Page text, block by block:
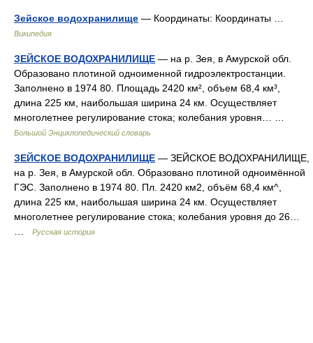
Зейское водохранилище — Координаты: Координаты …
Википедия
ЗЕЙСКОЕ ВОДОХРАНИЛИЩЕ — на р. Зея, в Амурской обл.
Образовано плотиной одноименной гидроэлектростанции.
Заполнено в 1974 80. Площадь 2420 км², объем 68,4 км³,
длина 225 км, наибольшая ширина 24 км. Осуществляет
многолетнее регулирование стока; колебания уровня… …
Большой Энциклопедический словарь
ЗЕЙСКОЕ ВОДОХРАНИЛИЩЕ — ЗЕЙСКОЕ ВОДОХРАНИЛИЩЕ,
на р. Зея, в Амурской обл. Образовано плотиной одноимённой
ГЭС. Заполнено в 1974 80. Пл. 2420 км2, объём 68,4 км^,
длина 225 км, наибольшая ширина 24 км. Осуществляет
многолетнее регулирование стока; колебания уровня до 26…
Русская история